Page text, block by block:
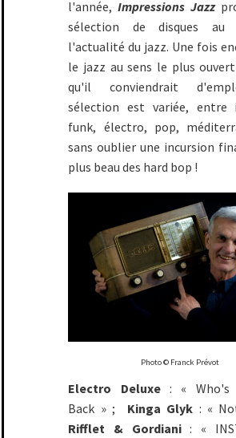
l'année,Impressions Jazz
sélection de disques
l'actualité du jazz. Une fois
le jazz au sens le plus
qu'il conviendrait
sélection est variée, entre
funk, électro, pop,
sans oublier une incursion
plus beau des hard bop !
Photo © Franck Prévot
Electro Deluxe: « Who's
Back » ; Kinga Glyk : «
Rifflet & Gordiani: «